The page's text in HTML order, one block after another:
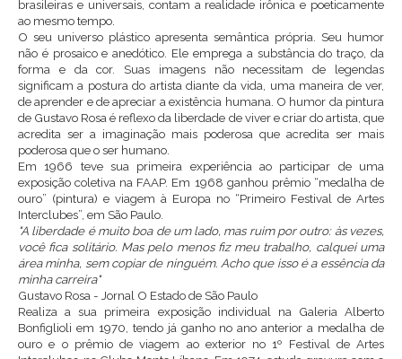
brasileiras e universais, contam a realidade irônica e poeticamente
ao mesmo tempo.
O seu universo plástico apresenta semântica própria. Seu humor
não é prosaico e anedótico. Ele emprega a substância do traço, da
forma e da cor. Suas imagens não necessitam de legendas
significam a postura do artista diante da vida, uma maneira de ver,
de aprender e de apreciar a existência humana. O humor da pintura
de Gustavo Rosa é reflexo da liberdade de viver e criar do artista, que
acredita ser a imaginação mais poderosa que acredita ser mais
poderosa que o ser humano.
Em 1966 teve sua primeira experiência ao participar de uma
exposição coletiva na FAAP. Em 1968 ganhou prêmio “medalha de
ouro” (pintura) e viagem à Europa no “Primeiro Festival de Artes
Interclubes”, em São Paulo.
"A liberdade é muito boa de um lado, mas ruim por outro: às vezes,
você fica solitário. Mas pelo menos fiz meu trabalho, calquei uma
área minha, sem copiar de ninguém. Acho que isso é a essência da
minha carreira"
Gustavo Rosa - Jornal O Estado de São Paulo
Realiza a sua primeira exposição individual na Galeria Alberto
Bonfiglioli em 1970, tendo já ganho no ano anterior a medalha de
ouro e o prêmio de viagem ao exterior no 1º Festival de Artes